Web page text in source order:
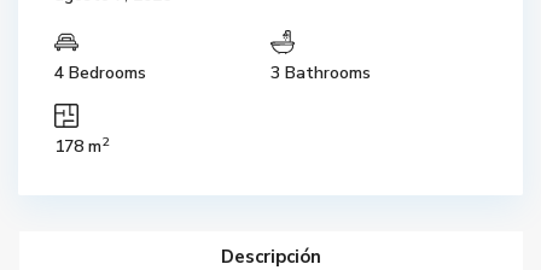
4 Bedrooms 3 Bathrooms
178 m2
Descripción